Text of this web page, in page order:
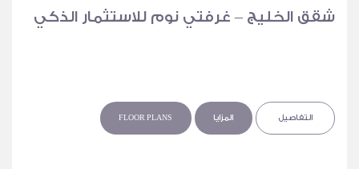
شقق الخليج – غرفتي نوم للاستثمار الذكي
التفاصيل المزايا FLOOR PLANS